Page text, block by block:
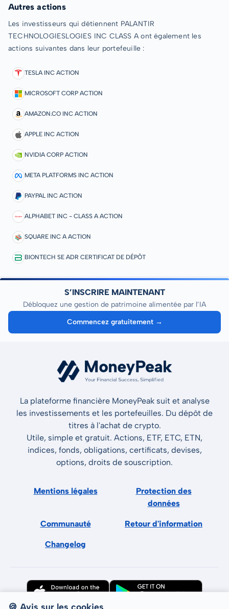
Autres actions
Les investisseurs qui détiennent PALANTIR
TECHNOLOGIESLOGIES INC CLASS A ont également les
actions suivantes dans leur portefeuille :
TESLA INC ACTION
MICROSOFT CORP ACTION
AMAZON.CO INC ACTION
APPLE INC ACTION
NVIDIA CORP ACTION
META PLATFORMS INC ACTION
PAYPAL INC ACTION
ALPHABET INC - CLASS A ACTION
SQUARE INC A ACTION
BIONTECH SE ADR CERTIFICAT DE DÉPÔT
S’INSCRIRE MAINTENANT
Débloquez une gestion de patrimoine alimentée par l’IA
Commencez gratuitement →
La plateforme financière MoneyPeak suit et analyse
les investissements et les portefeuilles. Du dépôt de
titres à l'achat de crypto.
Utile, simple et gratuit. Actions, ETF, ETC, ETN,
indices, fonds, obligations, certificats, devises,
options, droits de souscription.
Mentions légales
Protection des
données
Communauté Retour d'information
Changelog
🍪 Avis sur les cookies